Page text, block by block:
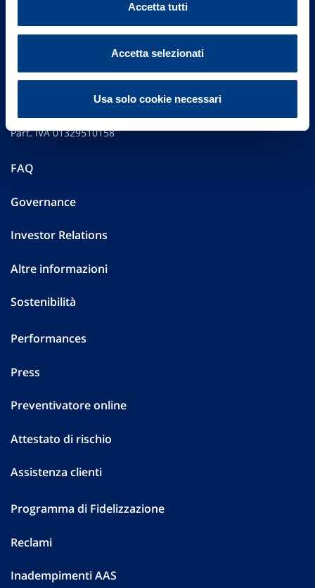
Accetta tutti
Accetta selezionati
Usa solo cookie necessari
Vittoria Assicurazioni S.p.A.
Via Ignazio Gardella, 2
20149 Milano
Part. IVA 01329510158
FAQ
Governance
Investor Relations
Altre informazioni
Sostenibilità
Performances
Press
Preventivatore online
Attestato di rischio
Assistenza clienti
Programma di Fidelizzazione
Reclami
Inadempimenti AAS